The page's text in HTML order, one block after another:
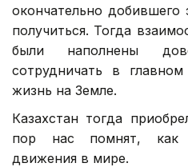
окончательно
получиться. Тогда
были наполнены
сотрудничать в
жизнь на Земле.
Казахстан тогда
пор нас помнят, как
движения в мире.